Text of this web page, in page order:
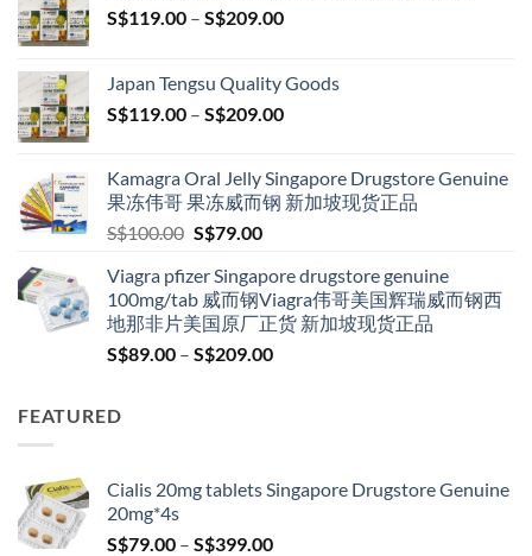
S$119.00 – S$209.00Price
through
S$209.00
Japan Tengsu Quality Goods
S$119.00 – S$209.00Price
through
S$209.00
Kamagra Oral Jelly Singapore Drugstore Genuine
果冻伟哥 果冻威而钢 新加坡现货正品
S$100.00 Original
was:
S$100.00.
S$79.00Current
is:
S$79.00.
Viagra pfizer Singapore drugstore genuine
100mg/tab 威而钢Viagra伟哥美国辉瑞威而钢西
地那非片美国原厂正货 新加坡现货正品
S$89.00 – S$209.00Price
FEATURED
Cialis 20mg tablets Singapore Drugstore Genuine
20mg*4s
S$79.00 – S$399.00Price